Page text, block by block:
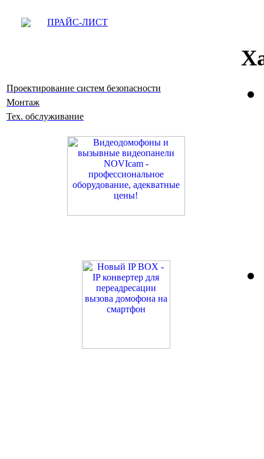
ПРАЙС-ЛИСТ
Проектирование систем безопасности
Монтаж
Тех. обслуживание